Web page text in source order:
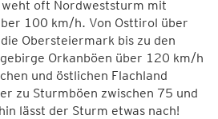
oft Nordweststurm mit
100 km/h. Von Osttirol über
Obersteiermark bis zu den
Orkanböen über 120 km/h
und östlichen Flachland
zu Sturmböen zwischen 75 und
lässt der Sturm etwas nach!